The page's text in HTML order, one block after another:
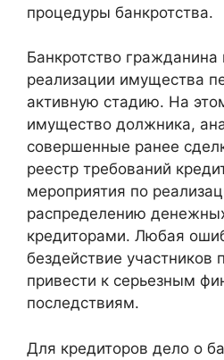
процедуры банкротства.
Банкротство гражданина
реализации имущества
активную стадию. На
имущество должника,
совершенные ранее
реестр требований
мероприятия по
распределению
кредиторами. Любая
бездействие участников
привести к серьезным
последствиям.
Для кредиторов дело о